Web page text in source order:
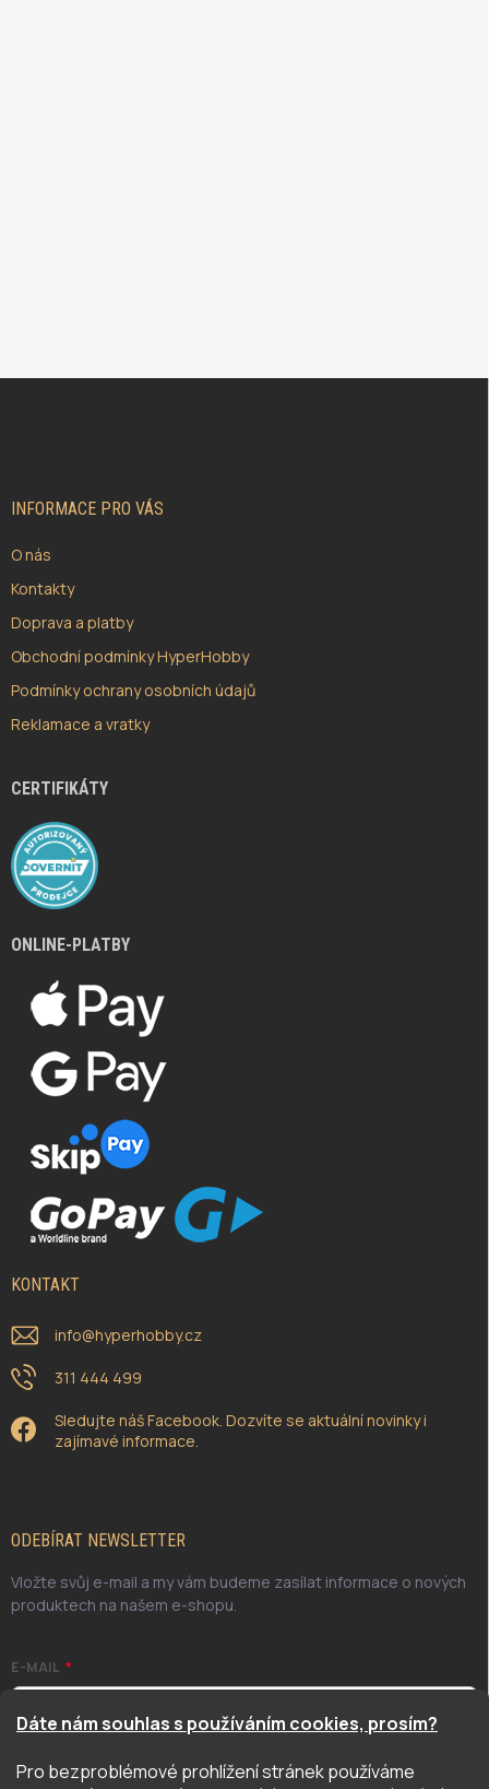
Dáte nám souhlas s používáním cookies, prosím?
Pro bezproblémové prohlížení stránek používáme
INFORMACE PRO VÁS
O nás
Kontakty
Doprava a platby
Obchodní podmínky HyperHobby
Podmínky ochrany osobních údajů
Reklamace a vratky
CERTIFIKÁTY
ONLINE-PLATBY
KONTAKT
info@hyperhobby.cz
311 444 499
Sledujte náš Facebook. Dozvíte se aktuální novinky i
zajímavé informace.
ODEBÍRAT NEWSLETTER
Vložte svůj e-mail a my vám budeme zasílat informace o nových
produktech na našem e-shopu.
E-MAIL
Odesláním potvrzuji, že jsem se seznámil/a se zásadami